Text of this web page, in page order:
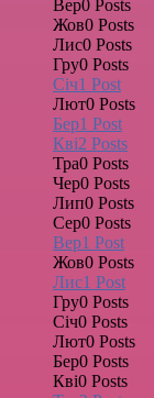
Вер0 Posts
Жов0 Posts
Лис0 Posts
Гру0 Posts
Січ1 Post
Лют0 Posts
Бер1 Post
Кві2 Posts
Тра0 Posts
Чер0 Posts
Лип0 Posts
Сер0 Posts
Вер1 Post
Жов0 Posts
Лис1 Post
Гру0 Posts
Січ0 Posts
Лют0 Posts
Бер0 Posts
Кві0 Posts